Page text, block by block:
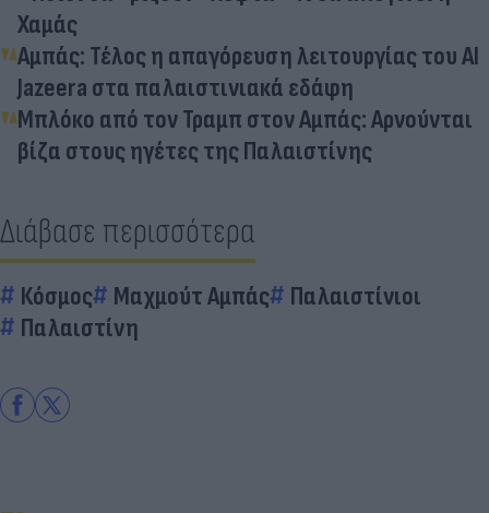
Χαμάς
Αμπάς: Τέλος η απαγόρευση λειτουργίας του Al
Jazeera στα παλαιστινιακά εδάφη
Μπλόκο από τον Τραμπ στον Αμπάς: Αρνούνται
βίζα στους ηγέτες της Παλαιστίνης
Διάβασε περισσότερα
Κόσμος Μαχμούτ Αμπάς
Παλαιστίνιοι
Παλαιστίνη